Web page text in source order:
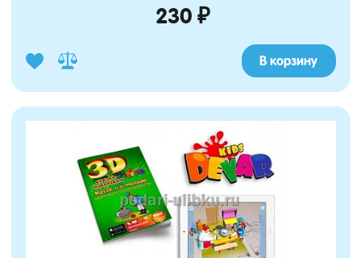
230 ₽
В корзину